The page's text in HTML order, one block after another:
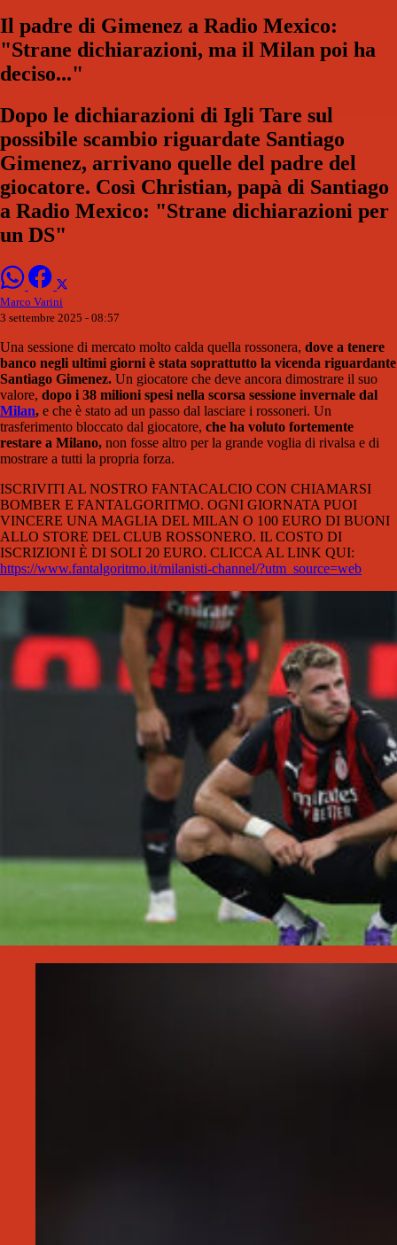
Il padre di Gimenez a Radio Mexico:
"Strane dichiarazioni, ma il Milan poi ha
deciso..."
Dopo le dichiarazioni di Igli Tare sul
possibile scambio riguardate Santiago
Gimenez, arrivano quelle del padre del
giocatore. Così Christian, papà di Santiago
a Radio Mexico: "Strane dichiarazioni per
un DS"
Marco Varini
3 settembre 2025 - 08:57
Una sessione di mercato molto calda quella rossonera, dove a tenere
banco negli ultimi giorni è stata soprattutto la vicenda riguardante
Santiago Gimenez. Un giocatore che deve ancora dimostrare il suo
valore, dopo i 38 milioni spesi nella scorsa sessione invernale dal
Milan, e che è stato ad un passo dal lasciare i rossoneri. Un
trasferimento bloccato dal giocatore, che ha voluto fortemente
restare a Milano, non fosse altro per la grande voglia di rivalsa e di
mostrare a tutti la propria forza.
ISCRIVITI AL NOSTRO FANTACALCIO CON CHIAMARSI
BOMBER E FANTALGORITMO. OGNI GIORNATA PUOI
VINCERE UNA MAGLIA DEL MILAN O 100 EURO DI BUONI
ALLO STORE DEL CLUB ROSSONERO. IL COSTO DI
ISCRIZIONI È DI SOLI 20 EURO. CLICCA AL LINK QUI:
https://www.fantalgoritmo.it/milanisti-channel/?utm_source=web